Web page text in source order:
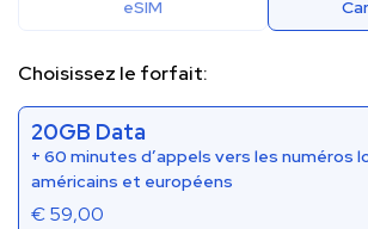
eSIM
Choisissez le forfait:
20GB Data
+ 60 minutes d’appels vers les numéros
américains et européens
€59,00